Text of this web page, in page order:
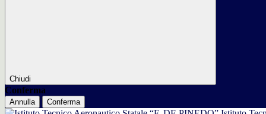
Chiudi
Conferma
Annulla Conferma